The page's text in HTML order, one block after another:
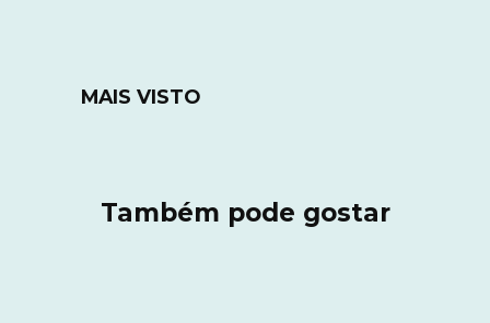
MAIS VISTO
Também pode gostar